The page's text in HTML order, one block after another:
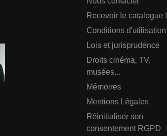
Recevoir le catalogue !
Conditions d'utilisation
Lois et jurisprudence
Droits cinéma, TV,
musées...
Mémoires
Mentions Légales
Réinitialiser son
consentement RGPD